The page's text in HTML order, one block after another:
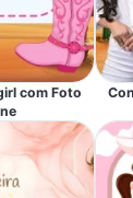
com Foto